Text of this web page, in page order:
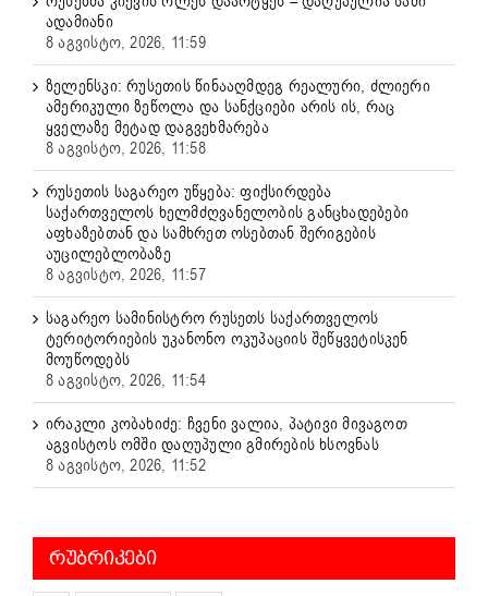
ადამიანი
8 აგვისტო, 2026, 11:59
ზელენსკი: რუსეთის წინააღმდეგ რეალური, ძლიერი
ამერიკული ზეწოლა და სანქციები არის ის, რაც
ყველაზე მეტად დაგვეხმარება
8 აგვისტო, 2026, 11:58
რუსეთის საგარეო უწყება: ფიქსირდება
საქართველოს ხელმძღვანელობის განცხადებები
აფხაზებთან და სამხრეთ ოსებთან შერიგების
აუცილებლობაზე
8 აგვისტო, 2026, 11:57
საგარეო სამინისტრო რუსეთს საქართველოს
ტერიტორიების უკანონო ოკუპაციის შეწყვეტისკენ
მოუწოდებს
8 აგვისტო, 2026, 11:54
ირაკლი კობახიძე: ჩვენი ვალია, პატივი მივაგოთ
აგვისტოს ომში დაღუპული გმირების ხსოვნას
8 აგვისტო, 2026, 11:52
ᲠᲣᲑᲠᲘᲙᲔᲑᲘ